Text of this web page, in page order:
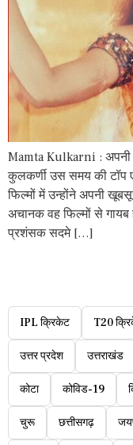
Mamta Kulkarni :
कुलकर्णी उस समय की टॉप
फिल्मों में उन्होंने अपनी
अचानक वह फिल्मों से
प्रशंसक सदमे […]
IPL क्रिकेट T20
उत्तर प्रदेश उत्तराखंड
कोटा कोविड-19
चुरू छत्तीसगढ़